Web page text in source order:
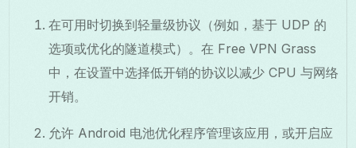
在可用时切换到轻量级协议（例如，基于 UDP 的
选项或优化的隧道模式）。在 Free VPN Grass
中，在设置中选择低开销的协议以减少 CPU 与网络
开销。
允许 Android 电池优化程序管理该应用，或开启应